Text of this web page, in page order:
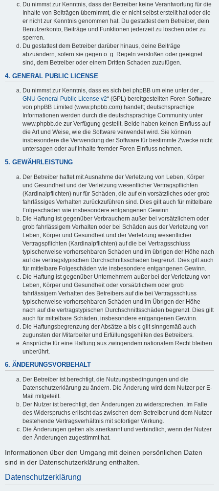
Du nimmst zur Kenntnis, dass der Betreiber keine Verantwortung für die
Inhalte von Beiträgen übernimmt, die er nicht selbst erstellt hat oder die
er nicht zur Kenntnis genommen hat. Du gestattest dem Betreiber, dein
Benutzerkonto, Beiträge und Funktionen jederzeit zu löschen oder zu
sperren.
Du gestattest dem Betreiber darüber hinaus, deine Beiträge
abzuändern, sofern sie gegen o. g. Regeln verstoßen oder geeignet
sind, dem Betreiber oder einem Dritten Schaden zuzufügen.
4. GENERAL PUBLIC LICENSE
Du nimmst zur Kenntnis, dass es sich bei phpBB um eine unter der „
GNU General Public License v2“ (GPL) bereitgestellten Foren-Software
von phpBB Limited (www.phpbb.com) handelt; deutschsprachige
Informationen werden durch die deutschsprachige Community unter
www.phpbb.de zur Verfügung gestellt. Beide haben keinen Einfluss auf
die Art und Weise, wie die Software verwendet wird. Sie können
insbesondere die Verwendung der Software für bestimmte Zwecke nicht
untersagen oder auf Inhalte fremder Foren Einfluss nehmen.
5. GEWÄHRLEISTUNG
Der Betreiber haftet mit Ausnahme der Verletzung von Leben, Körper
und Gesundheit und der Verletzung wesentlicher Vertragspflichten
(Kardinalpflichten) nur für Schäden, die auf ein vorsätzliches oder grob
fahrlässiges Verhalten zurückzuführen sind. Dies gilt auch für mittelbare
Folgeschäden wie insbesondere entgangenen Gewinn.
Die Haftung ist gegenüber Verbrauchern außer bei vorsätzlichem oder
grob fahrlässigem Verhalten oder bei Schäden aus der Verletzung von
Leben, Körper und Gesundheit und der Verletzung wesentlicher
Vertragspflichten (Kardinalpflichten) auf die bei Vertragsschluss
typischerweise vorhersehbaren Schäden und im übrigen der Höhe nach
auf die vertragstypischen Durchschnittsschäden begrenzt. Dies gilt auch
für mittelbare Folgeschäden wie insbesondere entgangenen Gewinn.
Die Haftung ist gegenüber Unternehmern außer bei der Verletzung von
Leben, Körper und Gesundheit oder vorsätzlichem oder grob
fahrlässigem Verhalten des Betreibers auf die bei Vertragsschluss
typischerweise vorhersehbaren Schäden und im Übrigen der Höhe
nach auf die vertragstypischen Durchschnittsschäden begrenzt. Dies gilt
auch für mittelbare Schäden, insbesondere entgangenen Gewinn.
Die Haftungsbegrenzung der Absätze a bis c gilt sinngemäß auch
zugunsten der Mitarbeiter und Erfüllungsgehilfen des Betreibers.
Ansprüche für eine Haftung aus zwingendem nationalem Recht bleiben
unberührt.
6. ÄNDERUNGSVORBEHALT
Der Betreiber ist berechtigt, die Nutzungsbedingungen und die
Datenschutzerklärung zu ändern. Die Änderung wird dem Nutzer per E-
Mail mitgeteilt.
Der Nutzer ist berechtigt, den Änderungen zu widersprechen. Im Falle
des Widerspruchs erlischt das zwischen dem Betreiber und dem Nutzer
bestehende Vertragsverhältnis mit sofortiger Wirkung.
Die Änderungen gelten als anerkannt und verbindlich, wenn der Nutzer
den Änderungen zugestimmt hat.
Informationen über den Umgang mit deinen persönlichen Daten
sind in der Datenschutzerklärung enthalten.
Datenschutzerklärung